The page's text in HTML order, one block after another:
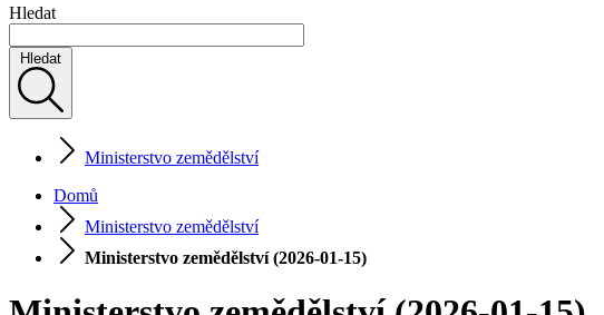
Hledat
Hledat
Ministerstvo zemědělství
Domů
Ministerstvo zemědělství
Ministerstvo zemědělství (2026-01-15)